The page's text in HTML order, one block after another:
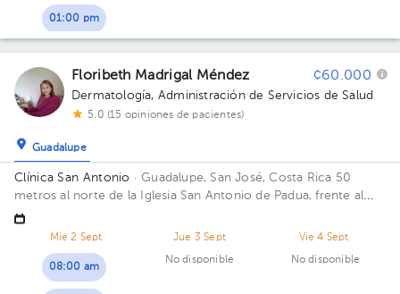
01:00 pm
Floribeth Madrigal Méndez ¢60.000
Dermatología, Administración de Servicios de Salud
5.0 (15 opiniones de pacientes)
Guadalupe
Clínica San Antonio · Guadalupe, San José, Costa Rica 50
metros al norte de la Iglesia San Antonio de Padua, frente al
Hospital La Católica
Mié 2 Sept
08:00 am
Jue 3 Sept
No disponible
Vie 4 Sept
No disponible